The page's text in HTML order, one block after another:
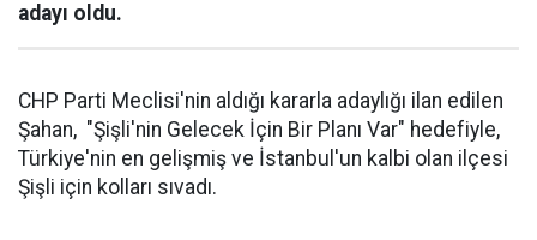
adayı oldu.
CHP Parti Meclisi'nin aldığı kararla adaylığı ilan edilen
Şahan, "Şişli'nin Gelecek İçin Bir Planı Var" hedefiyle,
Türkiye'nin en gelişmiş ve İstanbul'un kalbi olan ilçesi
Şişli için kolları sıvadı.